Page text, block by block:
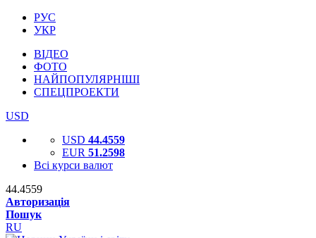
РУС
УКР
ВІДЕО
ФОТО
НАЙПОПУЛЯРНІШІ
СПЕЦПРОЕКТИ
USD
USD 44.4559
EUR 51.2598
Всі курси валют
44.4559
Авторизація
Пошук
RU